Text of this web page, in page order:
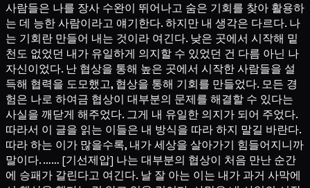
사람들은 나를 장사 수완이 뛰어나고 숨은 기회를 찾아 활용하
는 데 능한 사람이라고 얘기한다. 하지만 내 생각은 다르다. 나
는 기회란 만들어 내는 것이라 여긴다. 낮은 곳에서 시작해 밑
천도 없었던 내가 유일하게 의지할 수 있었던 건 다름 아닌 나
자신이었다. 난 협상을 통해 높은 곳에서 시작한 사람들을 설
득해 협력을 도모했고, 협상을 통해 기회를 만들었다. 모든 경
험은 나로 하여금 협상이 대부분의 문제를 해결할 수 있다는
사실을 깨닫게 해주었다. 그게 내 유일한 의지가 되어 주었다.
따라서 이 글을 읽는 이들은 내 방식을 따라 하지 말길 바란다.
따라 하는 이가 많을수록, 내가 세상을 살아가기 힘들어지니까
말이다. …… [기선제압] 나는 대부분의 협상이 처음 만난 순간
에 승패가 갈린다고 여긴다. 날 잘 아는 이는 내가 과거 사막에